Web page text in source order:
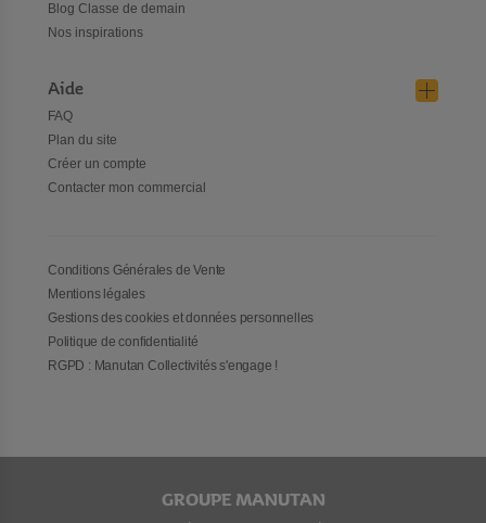
Blog Classe de demain
Nos inspirations
Aide
FAQ
Plan du site
Créer un compte
Contacter mon commercial
Conditions Générales de Vente
Mentions légales
Gestions des cookies et données personnelles
Politique de confidentialité
RGPD : Manutan Collectivités s'engage !
GROUPE MANUTAN